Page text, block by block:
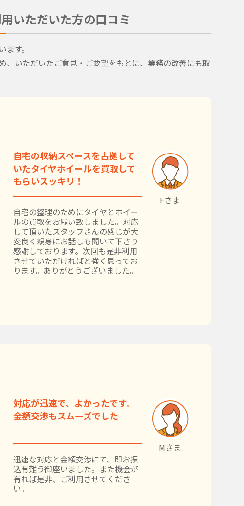
いただいた方の口コミ
す。
いただいたご意見・ご要望をもとに、業務の改善にも取
自宅の収納スペースを占拠して
いたタイヤホイールを買取して
もらいスッキリ！
自宅の整理のためにタイヤとホイー
ルの買取をお願い致しました。対応
して頂いたスタッフさんの感じが大
変良く親身にお話しも聞いて下さり
感謝しております。次回も是非利用
させていただければと強く思ってお
ります。ありがとうございました。
Fさま
対応が迅速で、よかったです。
金額交渉もスムーズでした
迅速な対応と金額交渉にて、即お振
込有難う御座いました。また機会が
有れば是非、ご利用させてくださ
い。
Mさま